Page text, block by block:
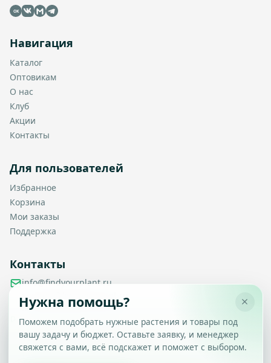
OK
Навигация
Каталог
Оптовикам
О нас
Клуб
Акции
Контакты
Для пользователей
Избранное
Корзина
Мои заказы
Поддержка
Контакты
info@findyourplant.ru
findyourplantofficial@gmail.com
+7 929 115-17-50
Санкт-Петербург, Гражданский проспект, д. 104, корп. 1,
литера А, офис 430
Настройка конфиденциальности
Вы можете выбрать, какие типы файлов cookie
Нужна помощь?
Поможем подобрать нужные растения и товары под
вашу задачу и бюджет. Оставьте заявку, и менеджер
свяжется с вами, всё подскажет и поможет с выбором.